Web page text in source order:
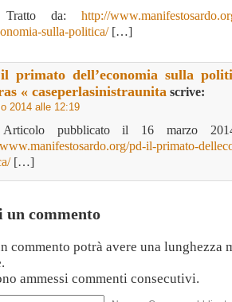
da: http://
sulla-politica/[…]
primato dell’economia sulla
« caseperlasinistraunita scrive:
2014 alle 12:19
pubblicato il 16 marzo
pd-il-primato-
[…]
un commento
commento potrà avere una lunghezza
ammessi commenti consecutivi.